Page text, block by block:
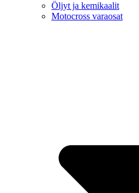
Öljyt ja kemikaalit
Motocross varaosat